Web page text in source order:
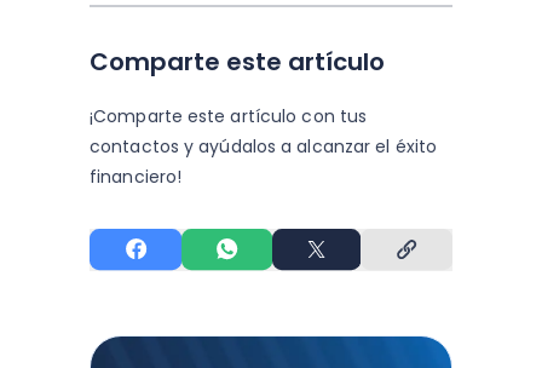
Comparte este artículo
¡Comparte este artículo con tus
contactos y ayúdalos a alcanzar el éxito
financiero!